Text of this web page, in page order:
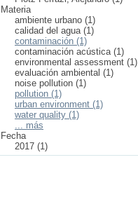
Materia
ambiente urbano (1)
calidad del agua (1)
contaminación (1)
contaminación acústica (1)
environmental assessment (1)
evaluación ambiental (1)
noise pollution (1)
pollution (1)
urban environment (1)
water quality (1)
... más
Fecha
2017 (1)